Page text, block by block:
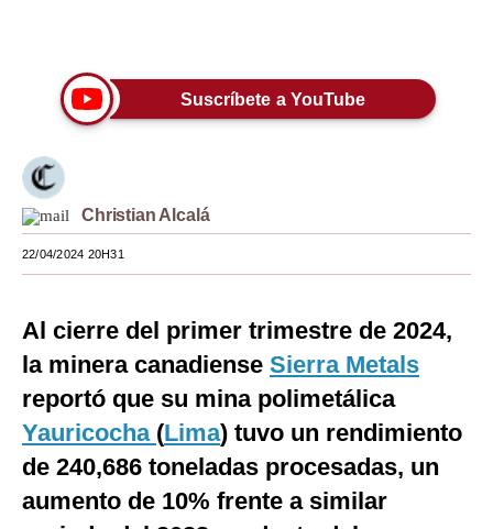
Tendencias
Lujo
Viajes
Moda
Estilos
EEUU
España
Internacional
Suscríbete a YouTube
Christian Alcalá
22/04/2024 20H31
Al cierre del primer trimestre de 2024,
la minera canadiense Sierra Metals
reportó que su mina polimetálica
Yauricocha (Lima) tuvo un rendimiento
de 240,686 toneladas procesadas, un
aumento de 10% frente a similar